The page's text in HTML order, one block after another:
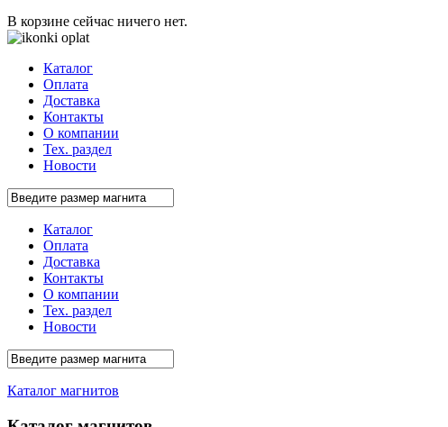
В корзине сейчас ничего нет.
Каталог
Оплата
Доставка
Контакты
О компании
Тех. раздел
Новости
Каталог
Оплата
Доставка
Контакты
О компании
Тех. раздел
Новости
Каталог магнитов